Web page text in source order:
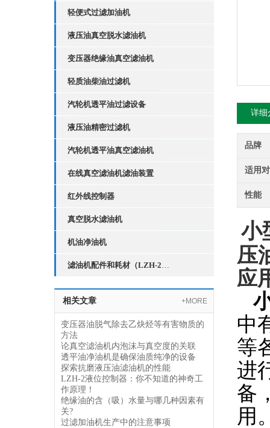
轻便式过滤加油机
液压油真空脱水滤油机
变压器绝缘油真空滤油机
轻质油柴油过滤机
汽轮机透平油过滤设备
液压油精密过滤机
汽轮机透平油真空滤油机
在线真空滤油机滤油装置
红外线控制器
真空脱水滤油机
机油净油机
滤油机配件和耗材（LZH-2红外线液位控制器）
相关文章 +MORE
变压器油脱气除去乙炔烃等有害物质的
方法
论真空滤油机内泡沫与真空度的关联
透平油净油机是确保油质纯净的设备
探索抗磨液压油滤油机的性能
LZH-2液位控制器：你不知道的神奇工
作原理！
绝缘油的含（吸）水量与哪几种因素有
关?
过滤加油机生产中的注意事项
详细
品牌
适用
性能
小
压
应
中
等
进
备
用